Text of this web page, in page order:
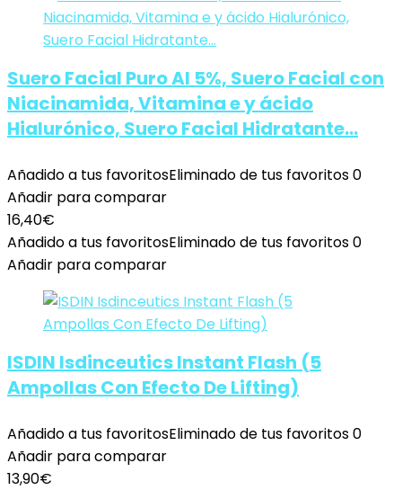
Suero Facial Puro Al 5%, Suero Facial con
Niacinamida, Vitamina e y ácido
Hialurónico, Suero Facial Hidratante…
Añadido a tus favoritosEliminado de tus favoritos0
Añadir para comparar
16,40€
Añadido a tus favoritosEliminado de tus favoritos0
Añadir para comparar
ISDIN Isdinceutics Instant Flash (5
Ampollas Con Efecto De Lifting)
Añadido a tus favoritosEliminado de tus favoritos0
Añadir para comparar
13,90€